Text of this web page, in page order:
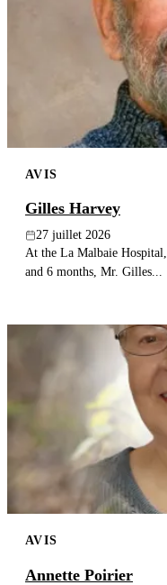
AVIS
Gilles Harvey
27 juillet 2026
At the La Malbaie
and 6 months, Mr. Gilles...
AVIS
Annette Poirier